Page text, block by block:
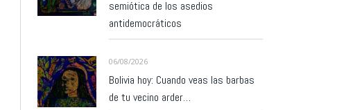
semiótica de los asedios
antidemocráticos
06/08/2026
Bolivia hoy: Cuando veas las barbas
de tu vecino arder…